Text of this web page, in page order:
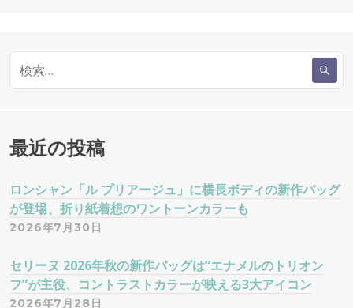
シ
ン
検
索
最近の投稿
ロンシャン「ル プリアージュ」に横長ボディの新作バッグ
が登場、折り紙着想のワントーンカラーも
2026年7月30日
セリーヌ 2026年秋の新作バッグは“エナメルのトリオン
フ”が主役、コントラストカラーが映える3大アイコン
2026年7月28日